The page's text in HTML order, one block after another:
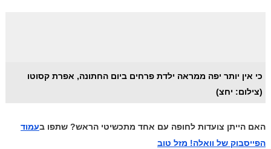
כי אין יותר יפה ממראה ילדת פרחים ביום החתונה, אפרת קסוטו
(צילום: יחצ)
האם הייתן צועדות לחופה עם אחד מתכשיטי הראש? שתפו בעמוד
הפייסבוק של וואלה! מזל טוב